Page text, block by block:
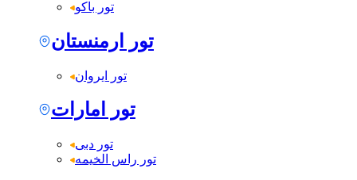
تور باکو
تور ارمنستان
تور ایروان
تور امارات
تور دبی
تور راس الخیمه